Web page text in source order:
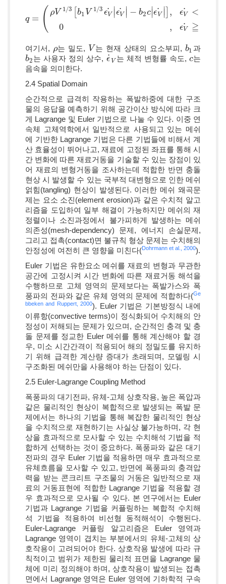
q = ( ρV 1/3 [b1 V 1/3ϵV
˙ ∣∣ϵV
˙ ∣∣ − b2c∣∣ϵV
˙ ∣∣ ,
0
,
ϵV
˙ <
ϵV
˙ ≧
q=ρ 1 3 3 ϵV b 2 | V V < 0
여기서, ρ
ρ는 밀도, V
V 는 현재 상태의 요소부피, b1
b1 과
b2
b2는 사용자 정의 상수, ϵ
˙ V
ϵ˙V는 체적 변형률 속도, c
c는
음속을 의미한다.
2.4 Spatial Domain
순간적으로 급격히 작용하는 폭발하중에 대한 구조
물의 응답을 예측하기 위해 공간이산 방식에 따라 크
게 Lagrange 및 Euler 기법으로 나눌 수 있다. 이중 연
속체 고체역학에서 일반적으로 사용되고 있는 메쉬
에 기반한 Lagrange 기법은 다른 기법들에 비해서 계
산 효율성이 뛰어나고, 재료에 고정된 좌표를 통해 시
간 변화에 따른 재료거동을 기술할 수 있는 장점이 있
어 재료의 변형거동을 조사하는데 적합한 반면 충돌
현상 시 발생할 수 있는 국부적 대변형으로 인한 메쉬
얽힘(tangling) 현상이 발생된다. 이러한 메쉬 왜곡문
제는 요소 소진(element erosion)과 같은 수치적 알고
리즘을 도입하여 일부 해결이 가능하지만 메쉬의 재
정렬이나 소진과정에서 불가피하게 발생하는 메쉬
의존성(mesh-dependency) 문제, 에너지 손실문제,
그리고 접촉(contact)면 불규칙 형상 문제는 수치해의
안정성에 여전히 큰 영향을 미친다(Dohrmann et al., 2000).
Euler 기법은 유한요소 메쉬를 재료의 변형과 무관한
공간에 고정시켜 시간 변화에 따른 재료거동 해석을
수행하므로 고체 영역의 문제보다는 폭발가스와 폭
풍파의 전파와 같은 유체 영역의 문제에 적합하다(Ge
bbeken and Ruppert, 2000). Euler 기법은 기본방정식 내에
이류항(convective terms)이 정식화되어 수치해의 안
정성이 저해되는 문제가 있으며, 순간적인 충격 및 충
돌 문제를 정교한 Euler 메쉬를 통해 계산해야 할 경
우, 미소 시간간격이 적용되어 해의 정밀도를 유지하
기 위해 급격한 계산량 증대가 초래되며, 모델링 시
구조화된 메쉬만을 사용해야 하는 단점이 있다.
2.5 Euler-Lagrange Coupling Method
폭풍파의 대기전파, 유체-고체 상호작용, 높은 폭압과
같은 물리적인 현상이 복합적으로 발생되는 폭발 문
제에서는 하나의 기법을 통해 복잡한 물리적인 현상
을 수치적으로 재현하기는 사실상 불가능하며, 각 현
상을 효과적으로 모사할 수 있는 수치해석 기법을 적
합하게 선택하는 것이 중요하다. 폭풍파와 같은 대기
전파의 경우 Euler 기법을 적용하면 매우 효과적으로
유체흐름을 모사할 수 있고, 반면에 폭풍파의 충격압
력을 받는 콘크리트 구조물의 거동은 일반적으로 재
료의 거동표현에 적합한 Lagrange 기법을 적용할 경
우 효과적으로 모사될 수 있다. 본 연구에서는 Euler
기법과 Lagrange 기법을 커플링하는 복합적 수치해
석 기법을 적용하여 비선형 동적해석이 수행된다.
Euler-Lagrange 커플링 알고리즘은 Euler 영역과
Lagrange 영역이 겹치는 부분에서의 유체-고체의 상
호작용이 고려되어야 한다. 상호작용 발생에 따라 규
칙적이고 범위가 제한된 물리적 표면을 Lagrange 물
체에 미리 정의해야 하며, 상호작용이 발생되는 접촉
면에서 Lagrange 영역은 Euler 영역에 기하학적 구속